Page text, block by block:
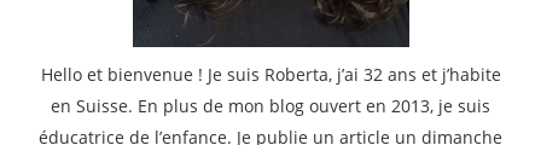
Hello et bienvenue ! Je suis Roberta, j’ai 32 ans et j’habite
en Suisse. En plus de mon blog ouvert en 2013, je suis
éducatrice de l’enfance. Je publie un article un dimanche